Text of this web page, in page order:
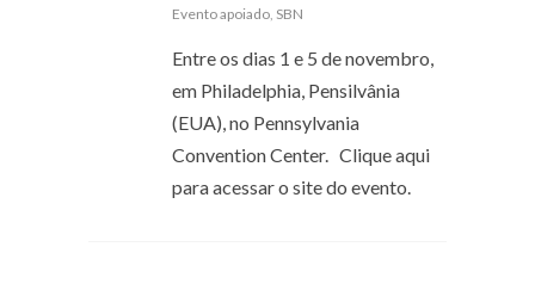
Evento apoiado, SBN
Entre os dias 1 e 5 de novembro,
em Philadelphia, Pensilvânia
(EUA), no Pennsylvania
Convention Center. Clique aqui
para acessar o site do evento.